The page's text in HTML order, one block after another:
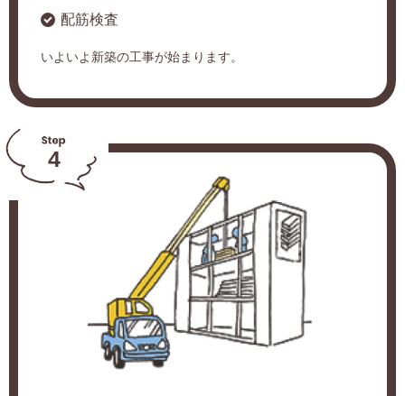
配筋検査
いよいよ新築の工事が始まります。
4